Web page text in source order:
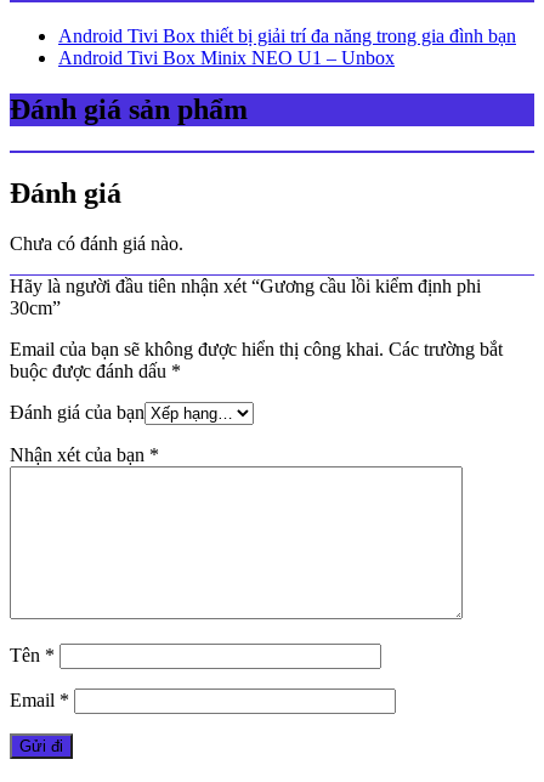
Android Tivi Box thiết bị giải trí đa năng trong gia đình bạn
Android Tivi Box Minix NEO U1 – Unbox
Đánh giá sản phẩm
Đánh giá
Chưa có đánh giá nào.
Hãy là người đầu tiên nhận xét “Gương cầu lồi kiểm định phi
30cm”
Email của bạn sẽ không được hiển thị công khai. Các trường bắt
buộc được đánh dấu *
Đánh giá của bạn
Nhận xét của bạn *
Tên *
Email *